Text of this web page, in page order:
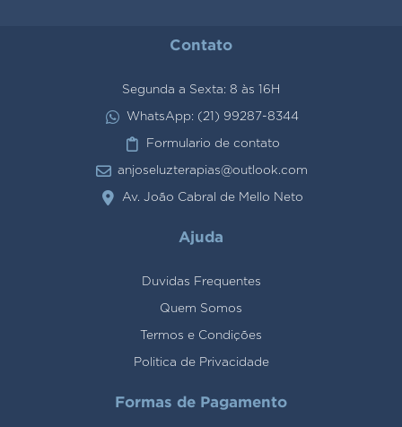
Contato
Segunda a Sexta: 8 às 16H
WhatsApp: (21) 99287-8344
Formulario de contato
anjoseluzterapias@outlook.com
Av. João Cabral de Mello Neto
Ajuda
Duvidas Frequentes
Quem Somos
Termos e Condições
Politica de Privacidade
Formas de Pagamento